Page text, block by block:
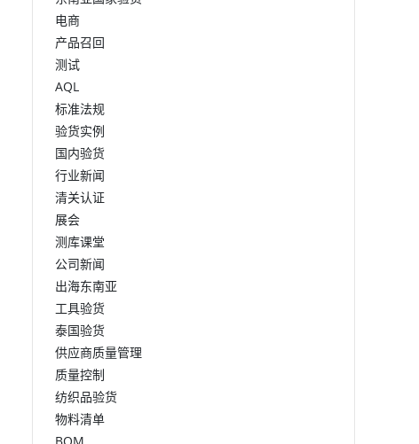
电商
产品召回
测试
AQL
标准法规
验货实例
国内验货
行业新闻
清关认证
展会
测库课堂
公司新闻
出海东南亚
工具验货
泰国验货
供应商质量管理
质量控制
纺织品验货
物料清单